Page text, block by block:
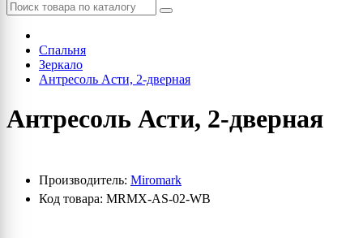
Спальня
Зеркало
Антресоль Асти, 2-дверная
Антресоль Асти, 2-дверная
Производитель: Miromark
Код товара: MRMX-AS-02-WB